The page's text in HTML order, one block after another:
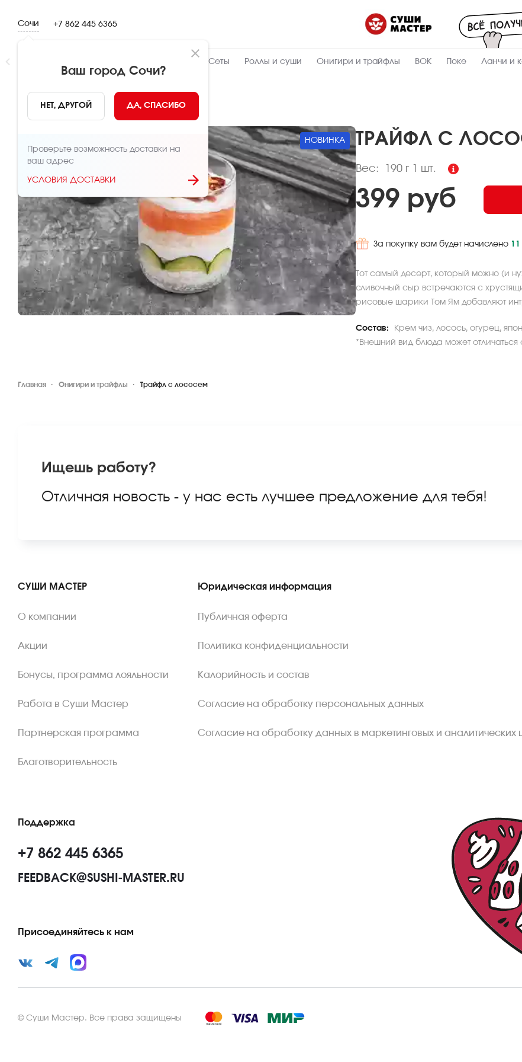
Сочи
Ваш город Сочи?
НЕТ, ДРУГОЙ ДА, СПАСИБО
Проверьте возможность доставки на
ваш адрес
УСЛОВИЯ ДОСТАВКИ
+7 862 445 6365
Сеты Роллы и суши Онигири и трайфлы ВОК Поке Ланчи и
НАЗАД
НОВИНКА ТРАЙФЛ С
Вес: 190 г1 шт.
Пищевая
190 Вес, г
227 Ккал
399 руб
За покупку вам будет начислено 11
Тот самый десерт, который можно (и
сливочный сыр встречаются с
рисовые шарики Том Ям добавляют
Состав:
Крем чиз, лосось, огурец,
*Внешний вид блюда может отличаться
Главная Онигири и трайфлы Трайфл с лососем
Ищешь работу?
Отличная новость - у нас есть лучшее предложение для тебя!
СУШИ МАСТЕР
О компании
Акции
Бонусы, программа лояльности
Работа в Суши Мастер
Партнерская программа
Благотворительность
Юридическая информация
Публичная оферта
Политика конфиденциальности
Калорийность и состав
Согласие на обработку персональных данных
Согласие на обработку данных в маркетинговых и аналитических
Поддержка
+7 862 445 6365
FEEDBACK@SUSHI-MASTER.RU
Присоединяйтесь к нам
© Суши Мастер. Все права защищены